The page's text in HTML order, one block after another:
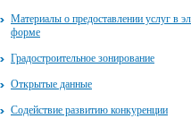
Материалы о предоставлении услуг в
форме
Градостроительное зонирование
Открытые данные
Содействие развитию конкуренции